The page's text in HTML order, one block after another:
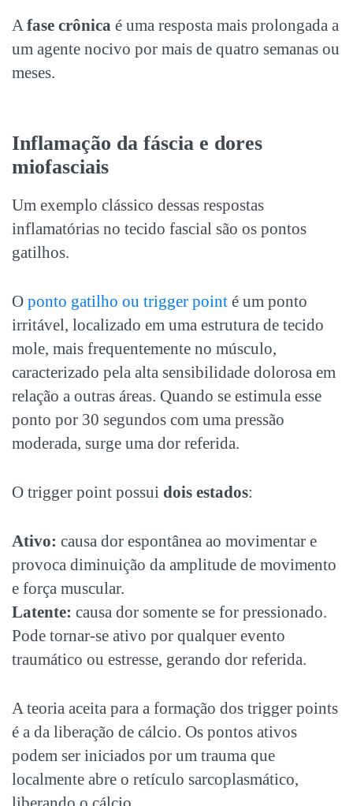
Afase crônica é uma resposta mais prolongada a
um agente nocivo por mais de quatro semanas ou
meses.
Inflamação da fáscia e dores
miofasciais
Um exemplo clássico dessas respostas
inflamatórias no tecido fascial são os pontos
gatilhos.
O ponto gatilho ou trigger point é um ponto
irritável, localizado em uma estrutura de tecido
mole, mais frequentemente no músculo,
caracterizado pela alta sensibilidade dolorosa em
relação a outras áreas. Quando se estimula esse
ponto por 30 segundos com uma pressão
moderada, surge uma dor referida.
O trigger point possui dois estados:
Ativo: causa dor espontânea ao movimentar e
provoca diminuição da amplitude de movimento
e força muscular.
Latente: causa dor somente se for pressionado.
Pode tornar-se ativo por qualquer evento
traumático ou estresse, gerando dor referida.
A teoria aceita para a formação dos trigger points
é a da liberação de cálcio. Os pontos ativos
podem ser iniciados por um trauma que
localmente abre o retículo sarcoplasmático,